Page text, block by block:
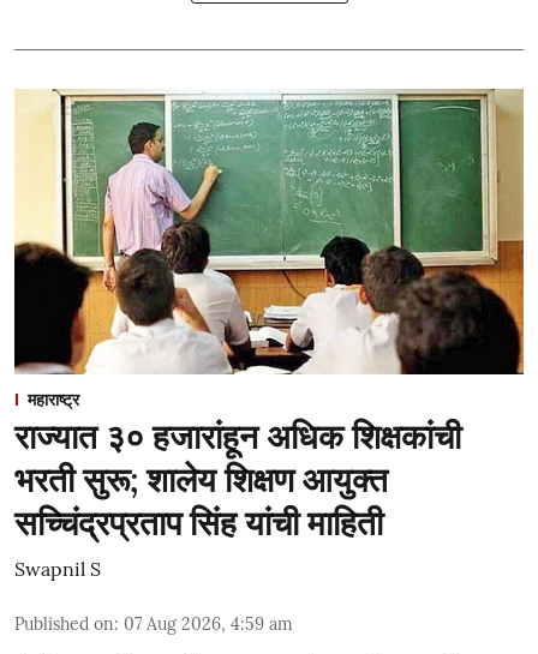
महाराष्ट्र
राज्यात ३० हजारांहून अधिक शिक्षकांची
भरती सुरू; शालेय शिक्षण आयुक्त
सच्चिंद्रप्रताप सिंह यांची माहिती
Swapnil S
Published on: 07 Aug 2026, 4:59 am